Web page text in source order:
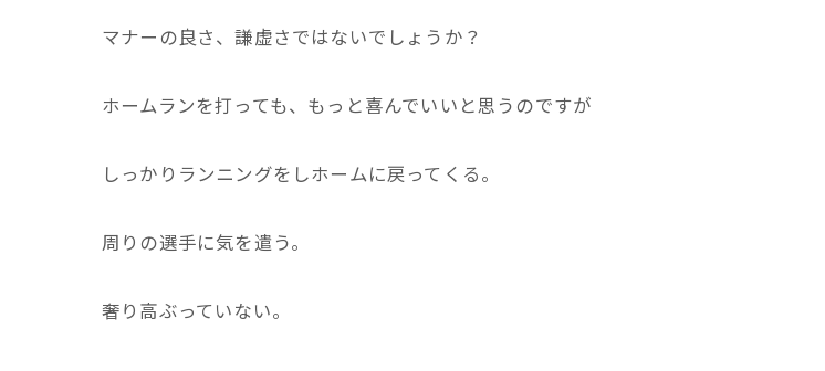
マナーの良さ、謙虚さではないでしょうか？
ホームランを打っても、もっと喜んでいいと思うのですが
しっかりランニングをしホームに戻ってくる。
周りの選手に気を遣う。
奢り高ぶっていない。